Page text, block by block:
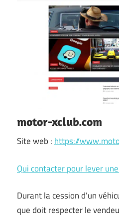
motor-xclub.com
Site web : https://
Qui contacter pour lever une
Durant la cession d’un
que doit respecter le